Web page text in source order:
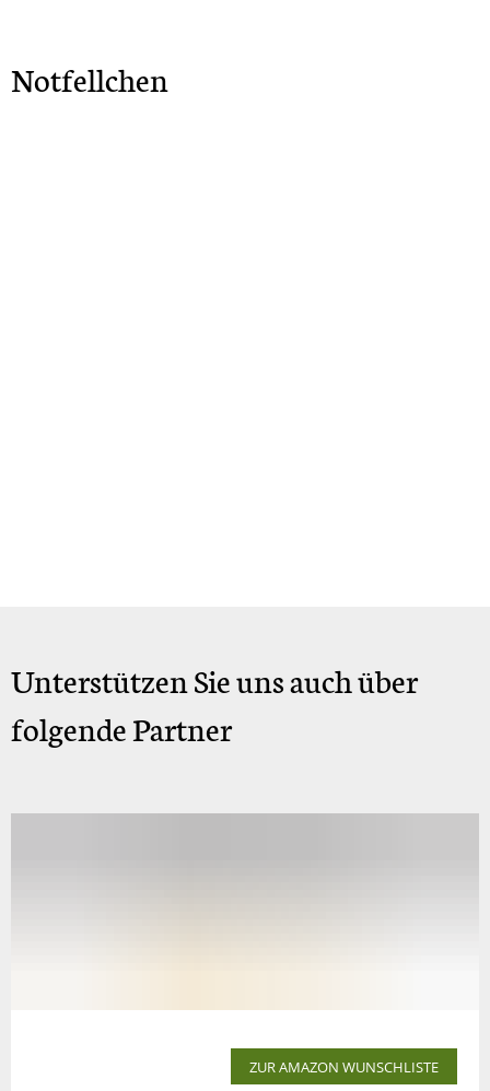
Notfellchen
Unterstützen Sie uns auch über
folgende Partner
ZUR AMAZON WUNSCHLISTE